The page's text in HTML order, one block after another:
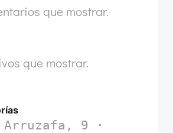
que mostrar.
que mostrar.
Arruzafa, 9 ·